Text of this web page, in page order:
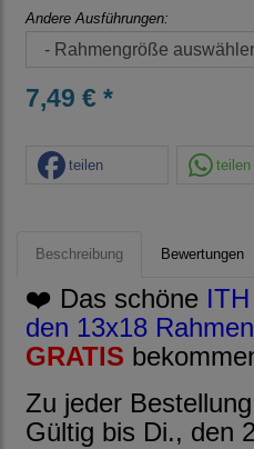
Andere Ausführungen:
7,49 € *
teilen teilen
Beschreibung Bewertungen
❤️ Das schöne
den 13x18 Rahmen
GRATIS
Zu jeder
Gültig bis Di., den